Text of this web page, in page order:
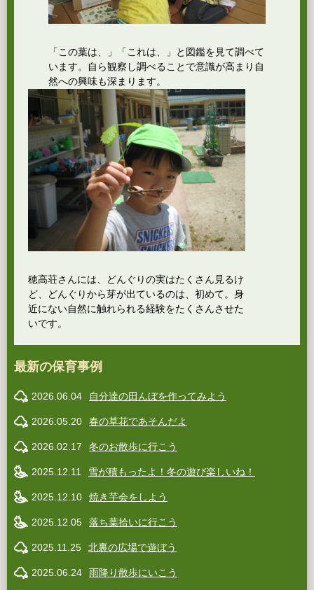
「この葉は、」「これは、」と図鑑を見て調べて
います。自ら観察し調べることで意識が高まり自
然への興味も深まります。
穂高荘さんには、どんぐりの実はたくさん見るけ
ど、どんぐりから芽が出ているのは、初めて。身
近にない自然に触れられる経験をたくさんさせた
いです。
最新の保育事例
2026.06.04 自分達の田んぼを作ってみよう
2026.05.20 春の草花であそんだよ
2026.02.17 冬のお散歩に行こう
2025.12.11 雪が積もったよ！冬の遊び楽しいね！
2025.12.10 焼き芋会をしよう
2025.12.05 落ち葉拾いに行こう
2025.11.25 北裏の広場で遊ぼう
2025.06.24 雨降り散歩にいこう